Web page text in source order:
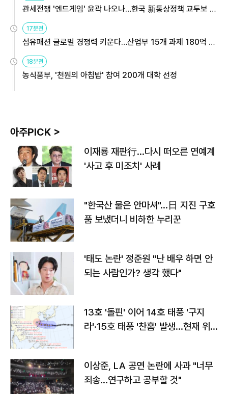
관세전쟁 '엔드게임' 윤곽 나오나…한국 新통상정책 교두보 활
용해야
17분전
섬유패션 글로벌 경쟁력 키운다…산업부 15개 과제 180억 지
원
18분전
농식품부, '천원의 아침밥' 참여 200개 대학 선정
아주PICK >
이재룡 재판行…다시 떠오른 연예계
'사고 후 미조치' 사례
"한국산 물은 안마셔"…日 지진 구호
품 보냈더니 비하한 누리꾼
'태도 논란' 정준원 "난 배우 하면 안
되는 사람인가? 생각 했다"
13호 '돌핀' 이어 14호 태풍 '구지
라'·15호 태풍 '찬홈' 발생…현재 위
이상준, LA 공연 논란에 사과 "너무
죄송…연구하고 공부할 것"